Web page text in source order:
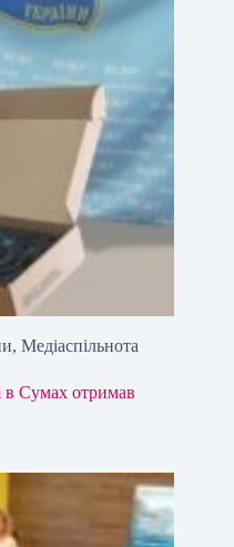
, Медіаспільнота
в Сумах отримав